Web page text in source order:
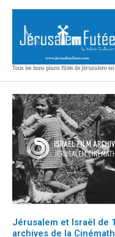
Aller
contenu
Tous les bons plans fûtés de Jérusalem
Jérusalem et Israël de
archives de la